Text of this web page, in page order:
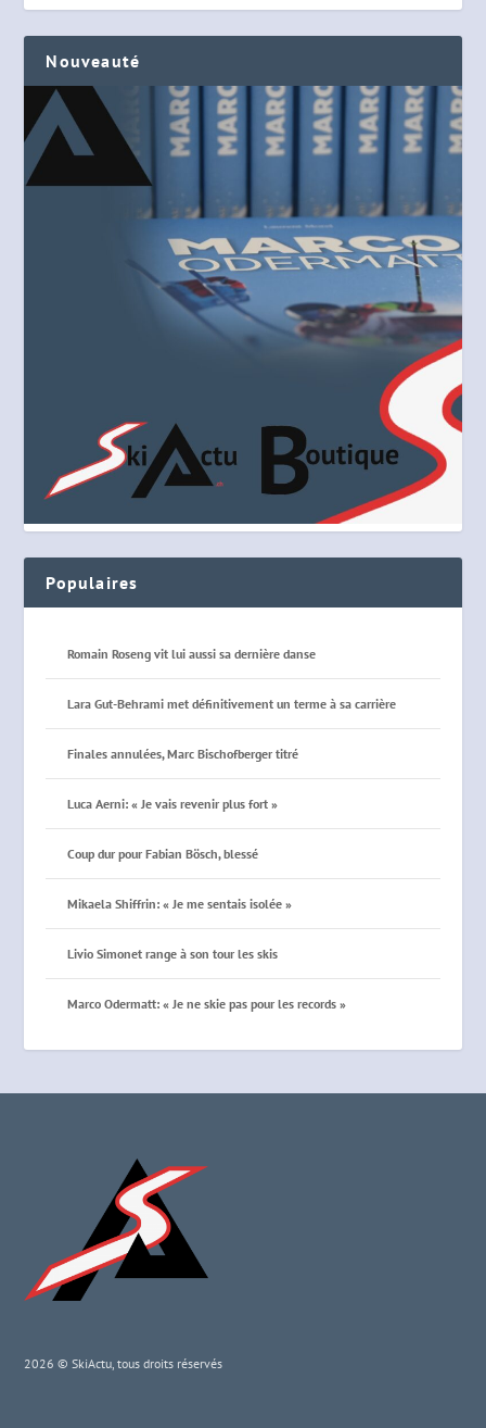
Nouveauté
Populaires
Romain Roseng vit lui aussi sa dernière danse
Lara Gut-Behrami met définitivement un terme à sa carrière
Finales annulées, Marc Bischofberger titré
Luca Aerni: « Je vais revenir plus fort »
Coup dur pour Fabian Bösch, blessé
Mikaela Shiffrin: « Je me sentais isolée »
Livio Simonet range à son tour les skis
Marco Odermatt: « Je ne skie pas pour les records »
2026 © SkiActu, tous droits réservés